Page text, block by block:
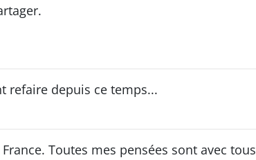
refaire depuis ce temps...
Toutes mes pensées sont avec